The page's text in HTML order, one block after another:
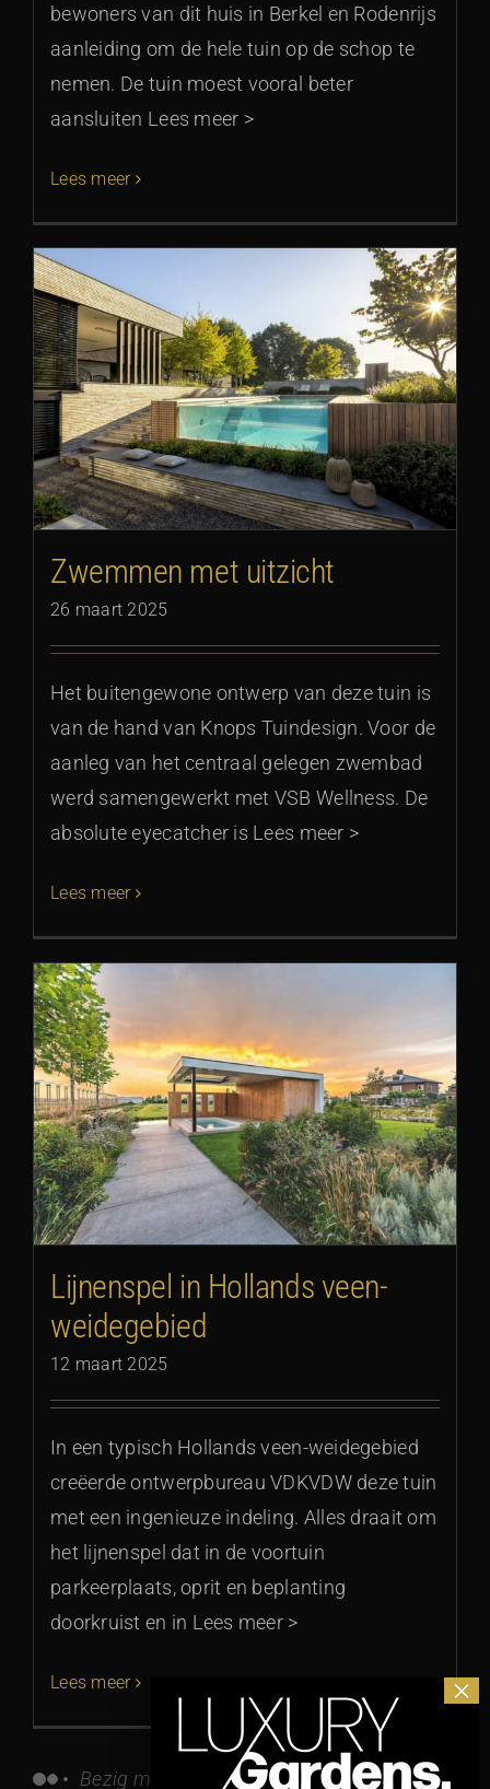
bewoners van dit huis in Berkel en Rodenrijs
aanleiding om de hele tuin op de schop te
nemen. De tuin moest vooral beter
aansluiten Lees meer >
Lees meer
Zwemmen met uitzicht
26 maart 2025
Het buitengewone ontwerp van deze tuin is
van de hand van Knops Tuindesign. Voor de
aanleg van het centraal gelegen zwembad
werd samengewerkt met VSB Wellness. De
absolute eyecatcher is Lees meer >
Lees meer
Lijnenspel in Hollands veen-
weidegebied
12 maart 2025
In een typisch Hollands veen-weidegebied
creëerde ontwerpbureau VDKVDW deze tuin
met een ingenieuze indeling. Alles draait om
het lijnenspel dat in de voortuin
parkeerplaats, oprit en beplanting
doorkruist en in Lees meer >
Lees meer
Bezig met het ophalen van berichten...